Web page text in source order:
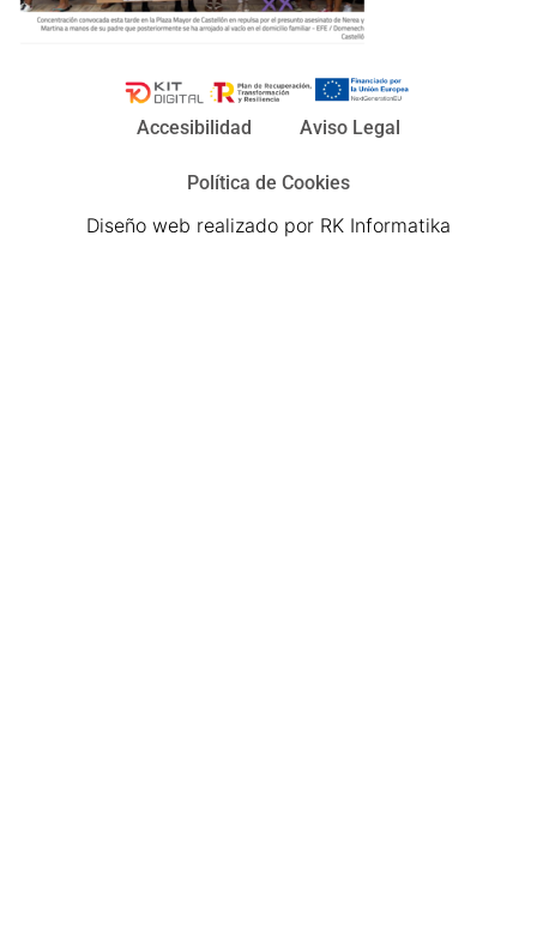
Accesibilidad Aviso Legal
Política de Cookies
Diseño web realizado por RK Informatika